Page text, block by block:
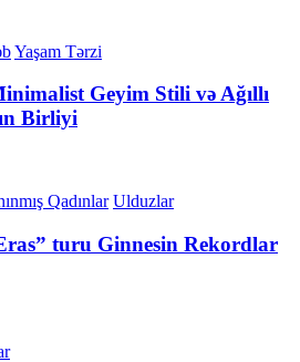
Yaşam Tərzi
Geyim Stili və Ağıllı
Birliyi
Qadınlar Ulduzlar
turu Ginnesin Rekordlar